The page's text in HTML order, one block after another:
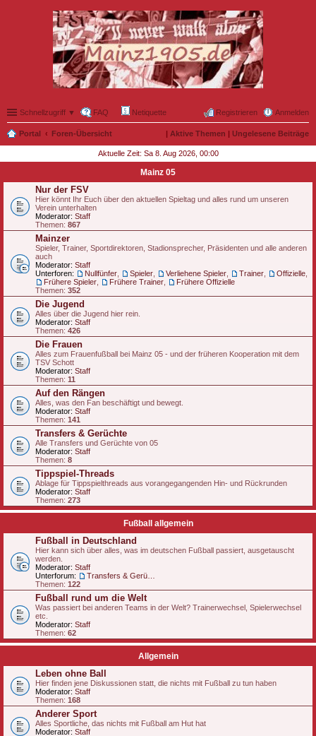
Schnellzugriff ▼ FAQ Netiquette Anmelden
Registrieren
Portal Foren-Übersicht | Aktive Themen | Ungelesene Beiträge
Aktuelle Zeit: Sa 8. Aug 2026, 00:00
Mainz 05
Nur der FSV
Hier könnt Ihr Euch über den aktuellen Spieltag und alles rund um unseren
Verein unterhalten
Moderator: Staff
Themen: 867
Mainzer
Spieler, Trainer, Sportdirektoren, Stadionsprecher, Präsidenten und alle anderen
auch
Moderator: Staff
Unterforen:
Nullfünfer Spieler Verliehene Spieler Trainer Offizielle
Frühere Spieler
Frühere Trainer
Frühere Offizielle
Themen: 352
Die Jugend
Alles über die Jugend hier rein.
Moderator: Staff
Themen: 426
Die Frauen
Alles zum Frauenfußball bei Mainz 05 - und der früheren Kooperation mit dem
TSV Schott
Moderator: Staff
Themen: 11
Auf den Rängen
Alles, was den Fan beschäftigt und bewegt.
Moderator: Staff
Themen: 141
Transfers & Gerüchte
Alle Transfers und Gerüchte von 05
Moderator: Staff
Themen: 8
Tippspiel-Threads
Ablage für Tippspielthreads aus vorangegangenden Hin- und Rückrunden
Moderator: Staff
Themen: 273
Fußball allgemein
Fußball in Deutschland
Hier kann sich über alles, was im deutschen Fußball passiert, ausgetauscht
werden.
Moderator: Staff
Unterforum:
Themen: 122
Fußball rund um die Welt
Was passiert bei anderen Teams in der Welt? Trainerwechsel, Spielerwechsel
etc.
Moderator: Staff
Themen: 62
Allgemein
Leben ohne Ball
Hier finden jene Diskussionen statt, die nichts mit Fußball zu tun haben
Moderator: Staff
Themen: 168
Anderer Sport
Alles Sportliche, das nichts mit Fußball am Hut hat
Moderator: Staff